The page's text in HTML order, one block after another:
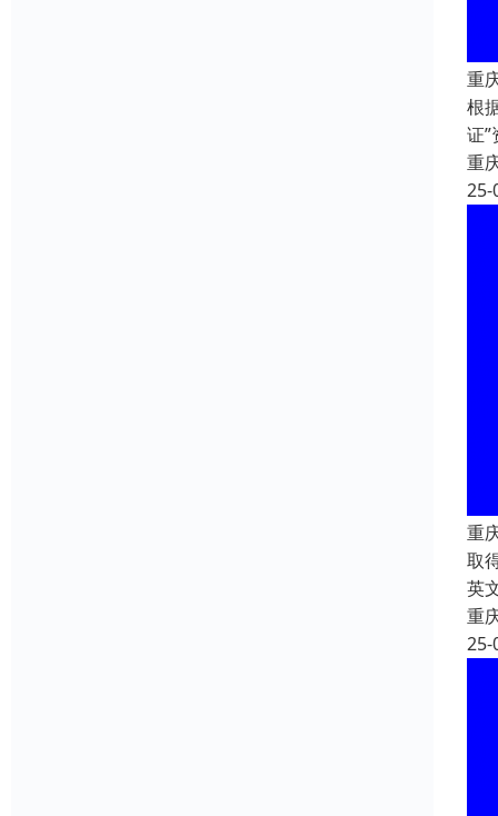
重
根
证
重
25-
重
取
英
重
25-